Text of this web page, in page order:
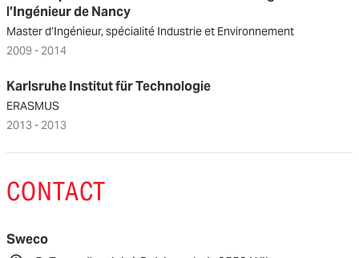
l’Ingénieur de Nancy
Master d’Ingénieur, spécialité Industrie et Environnement
2009 - 2014
Karlsruhe Institut für Technologie
ERASMUS
2013 - 2013
CONTACT
Sweco